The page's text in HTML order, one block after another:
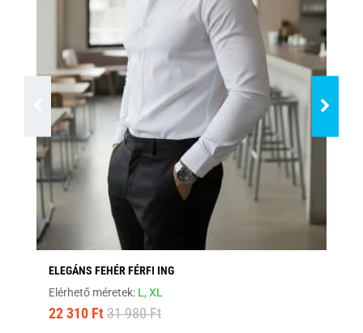
ELEGÁNS FEHÉR FÉRFI ING
Elérhető méretek: L,XL
22 310 Ft 31 980 Ft